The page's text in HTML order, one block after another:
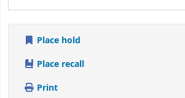
Place hold
Place recall
Print